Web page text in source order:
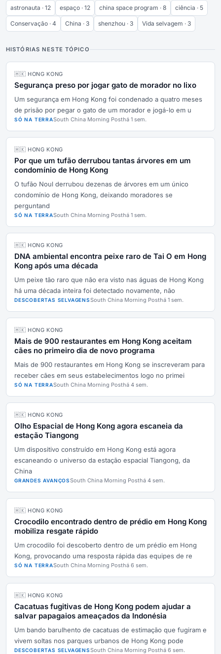
astronauta · 12 espaço · 12 china space program · 8 ciência · 5
Conservação · 4 China · 3 shenzhou · 3 Vida selvagem · 3
HISTÓRIAS NESTE TÓPICO
🇭🇰 HONG KONG
Segurança preso por jogar gato de morador no lixo
Um segurança em Hong Kong foi condenado a quatro meses
de prisão por pegar o gato de um morador e jogá-lo em u
SÓ NA TERRASouth China Morning Posthá 1 sem.
🇭🇰 HONG KONG
Por que um tufão derrubou tantas árvores em um
condomínio de Hong Kong
O tufão Noul derrubou dezenas de árvores em um único
condomínio de Hong Kong, deixando moradores se
perguntand
SÓ NA TERRASouth China Morning Posthá 1 sem.
🇭🇰 HONG KONG
DNA ambiental encontra peixe raro de Tai O em Hong
Kong após uma década
Um peixe tão raro que não era visto nas águas de Hong Kong
há uma década inteira foi detectado novamente, não
DESCOBERTAS SELVAGENSSouth China Morning Posthá 1 sem.
🇭🇰 HONG KONG
Mais de 900 restaurantes em Hong Kong aceitam
cães no primeiro dia de novo programa
Mais de 900 restaurantes em Hong Kong se inscreveram para
receber cães em seus estabelecimentos logo no primei
SÓ NA TERRASouth China Morning Posthá 4 sem.
🇭🇰 HONG KONG
Olho Espacial de Hong Kong agora escaneia da
estação Tiangong
Um dispositivo construído em Hong Kong está agora
escaneando o universo da estação espacial Tiangong, da
China
GRANDES AVANÇOSSouth China Morning Posthá 4 sem.
🇭🇰 HONG KONG
Crocodilo encontrado dentro de prédio em Hong Kong
mobiliza resgate rápido
Um crocodilo foi descoberto dentro de um prédio em Hong
Kong, provocando uma resposta rápida das equipes de re
SÓ NA TERRASouth China Morning Posthá 6 sem.
🇭🇰 HONG KONG
Cacatuas fugitivas de Hong Kong podem ajudar a
salvar papagaios ameaçados da Indonésia
Um bando barulhento de cacatuas de estimação que fugiram e
vivem soltas nos parques urbanos de Hong Kong pode
DESCOBERTAS SELVAGENSSouth China Morning Posthá 6 sem.